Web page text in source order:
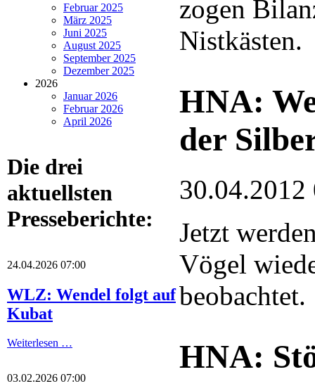
Februar 2025
März 2025
Juni 2025
August 2025
September 2025
Dezember 2025
2026
Januar 2026
Februar 2026
April 2026
Die drei
aktuellsten
Presseberichte:
24.04.2026 07:00
WLZ: Wendel folgt auf
Kubat
Weiterlesen …
03.02.2026 07:00
zogen
Nistkästen.
HNA:
der
30.04.2012
Jetzt
Vögel
beobachtet.
HNA: